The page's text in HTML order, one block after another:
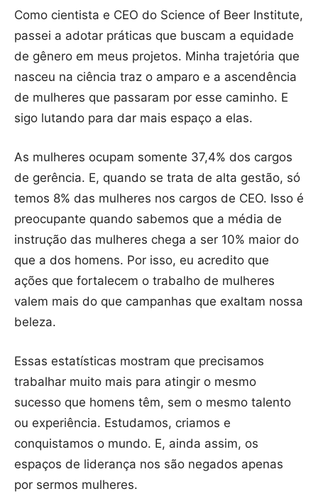
Como cientista e CEO do Science of Beer Institute,
passei a adotar práticas que buscam a equidade
de gênero em meus projetos. Minha trajetória que
nasceu na ciência traz o amparo e a ascendência
de mulheres que passaram por esse caminho. E
sigo lutando para dar mais espaço a elas.
As mulheres ocupam somente 37,4% dos cargos
de gerência. E, quando se trata de alta gestão, só
temos 8% das mulheres nos cargos de CEO. Isso é
preocupante quando sabemos que a média de
instrução das mulheres chega a ser 10% maior do
que a dos homens. Por isso, eu acredito que
ações que fortalecem o trabalho de mulheres
valem mais do que campanhas que exaltam nossa
beleza.
Essas estatísticas mostram que precisamos
trabalhar muito mais para atingir o mesmo
sucesso que homens têm, sem o mesmo talento
ou experiência. Estudamos, criamos e
conquistamos o mundo. E, ainda assim, os
espaços de liderança nos são negados apenas
por sermos mulheres.